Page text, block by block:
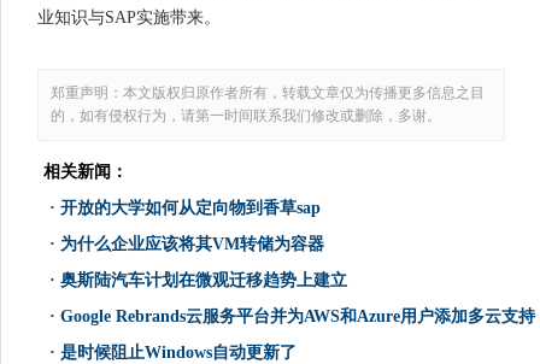
业知识与SAP实施带来。
郑重声明：本文版权归原作者所有，转载文章仅为传播更多信息之目
的，如有侵权行为，请第一时间联系我们修改或删除，多谢。
相关新闻：
· 开放的大学如何从定向物到香草sap
· 为什么企业应该将其VM转储为容器
· 奥斯陆汽车计划在微观迁移趋势上建立
· Google Rebrands云服务平台并为AWS和Azure用户添加多云支持
· 是时候阻止Windows自动更新了